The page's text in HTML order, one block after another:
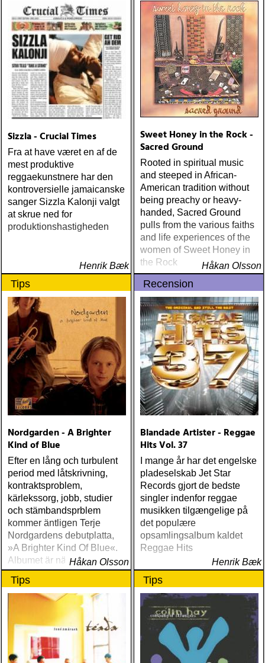
(admiral bean) ÅRETS FAB
FOUR: the beatles : mono
& stereo box (apple)
ÅRETS LIVE-DOKUMENT:
tom petty & the
heartbreakers : the live
anthology (reprise) ÅRETS
STUDIOÄSS: works
progress administration :
wpa (wpa records) ÅRETS
CÉLINE DION: zachary
garage)
Sizzla - Crucial Times
Fra at have været en af de
mest produktive
reggaekunstnere har den
kontroversielle jamaicanske
sanger Sizzla Kalonji valgt
at skrue ned for
produktionshastigheden
Henrik Bæk
Sweet Honey in the Rock -
Sacred Ground
Rooted in spiritual music
and steeped in African-
American tradition without
being preachy or heavy-
handed, Sacred Ground
pulls from the various faiths
and life experiences of the
women of Sweet Honey in
the Rock
Håkan Olsson
Tips
Nordgarden - A Brighter
Kind of Blue
Efter en lång och turbulent
period med låtskrivning,
kontraktsproblem,
kärlekssorg, jobb, studier
och stämbandsprblem
kommer äntligen Terje
Nordgardens debutplatta,
»A Brighter Kind Of Blue«.
Albumet är nära, enkelt och
ärligt och handlar om
upplevelser och historier
från en ung mans liv
Håkan Olsson
Recension
Blandade Artister - Reggae
Hits Vol. 37
I mange år har det engelske
pladeselskab Jet Star
Records gjort de bedste
singler indenfor reggae
musikken tilgængelige på
det populære
opsamlingsalbum kaldet
Reggae Hits
Henrik Bæk
Tips Tips